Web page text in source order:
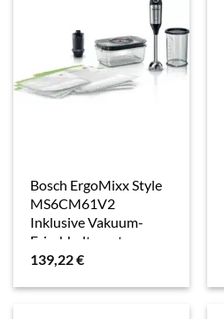
Bosch ErgoMixx Style
MS6CM61V2
Inklusive Vakuum-
Frischhaltesystem
Stabmixer-Set
139,22€